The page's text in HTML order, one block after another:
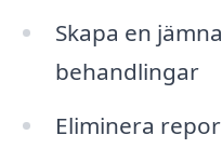
Skapa en
behandlingar
Eliminera